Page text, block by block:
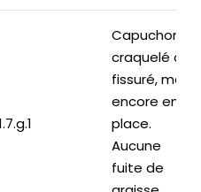
Capuchon
craquelé ou
fissuré, mais
encore en
place.
Aucune
fuite de